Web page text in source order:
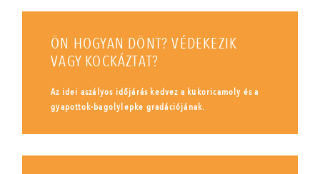
ÖN HOGYAN DÖNT? VÉDEKEZIK
VAGY KOCKÁZTAT?
Az idei aszályos időjárás kedvez a kukoricamoly és a
gyapottok-bagolylepke gradációjának.